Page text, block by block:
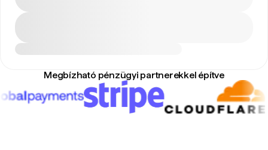
Megbízható pénzügyi partnerekkel építve